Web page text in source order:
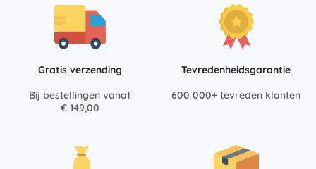
Gratis verzending
Bij bestellingen vanaf
€ 149,00
Tevredenheidsgarantie
600 000+ tevreden klanten